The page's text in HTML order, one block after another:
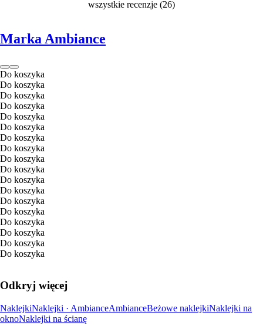
wszystkie recenzje (26)
Marka Ambiance
Do koszyka
Do koszyka
Do koszyka
Do koszyka
Do koszyka
Do koszyka
Do koszyka
Do koszyka
Do koszyka
Do koszyka
Do koszyka
Do koszyka
Do koszyka
Do koszyka
Do koszyka
Do koszyka
Do koszyka
Do koszyka
Odkryj więcej
NaklejkiNaklejki · AmbianceAmbianceBeżowe naklejkiNaklejki na
oknoNaklejki na ścianę